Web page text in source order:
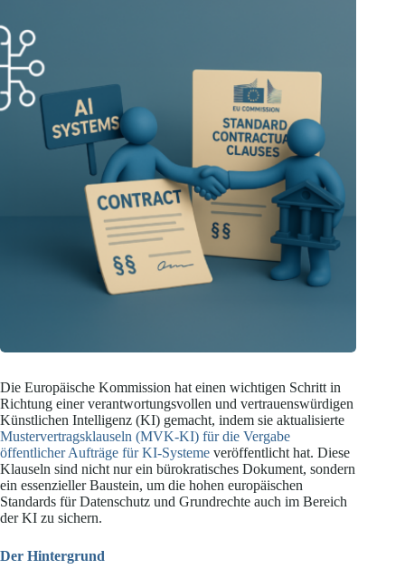
Die Europäische Kommission hat einen wichtigen Schritt in
Richtung einer verantwortungsvollen und vertrauenswürdigen
Künstlichen Intelligenz (KI) gemacht, indem sie aktualisierte
Mustervertragsklauseln (MVK-KI) für die Vergabe
öffentlicher Aufträge für KI-Systeme veröffentlicht hat. Diese
Klauseln sind nicht nur ein bürokratisches Dokument, sondern
ein essenzieller Baustein, um die hohen europäischen
Standards für Datenschutz und Grundrechte auch im Bereich
der KI zu sichern.
Der Hintergrund